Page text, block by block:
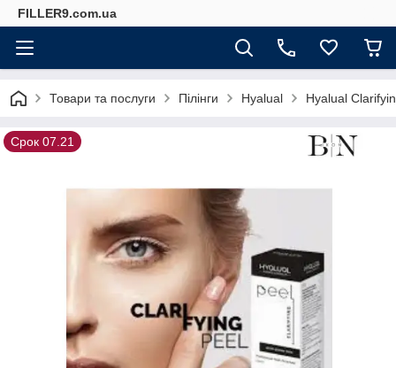
FILLER9.com.ua
Товари та послуги Пілінги Hyalual Hyalual
Срок 07.21